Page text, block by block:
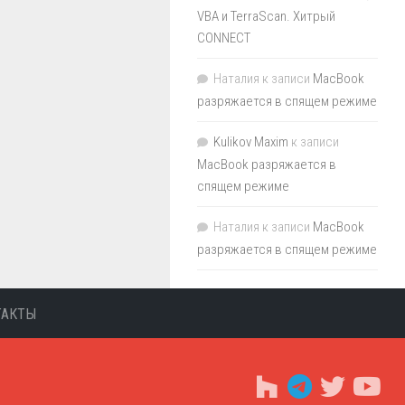
VBA и TerraScan. Хитрый
CONNECT
Наталия к записи MacBook
разряжается в спящем режиме
Kulikov Maxim к записи
MacBook разряжается в
спящем режиме
Наталия к записи MacBook
разряжается в спящем режиме